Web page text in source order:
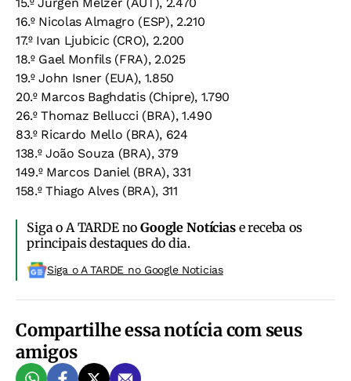
16.º Nicolas Almagro (ESP), 2.210
17.º Ivan Ljubicic (CRO), 2.200
18.º Gael Monfils (FRA), 2.025
19.º John Isner (EUA), 1.850
20.º Marcos Baghdatis (Chipre), 1.790
26.º Thomaz Bellucci (BRA), 1.490
83.º Ricardo Mello (BRA), 624
138.º João Souza (BRA), 379
149.º Marcos Daniel (BRA), 331
158.º Thiago Alves (BRA), 311
Siga o A TARDE noGoogle Notíciase receba os
principais destaques do dia.
Siga o A TARDE no Google Noticias
Compartilhe essa notícia com seus
amigos